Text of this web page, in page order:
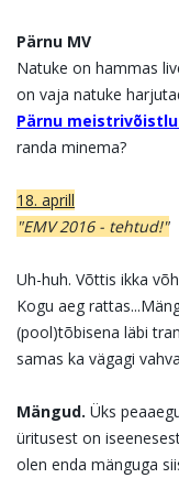
Pärnu MV
Natuke on hammas
on vaja natuke
Pärnu
randa minema?
18. aprill
"EMV 2016 - tehtud!"
Uh-huh. Võttis ikka
Kogu aeg
(pool)tõbisena läbi
samas ka vägagi
Mängud. Üks
üritusest on
olen enda mänguga